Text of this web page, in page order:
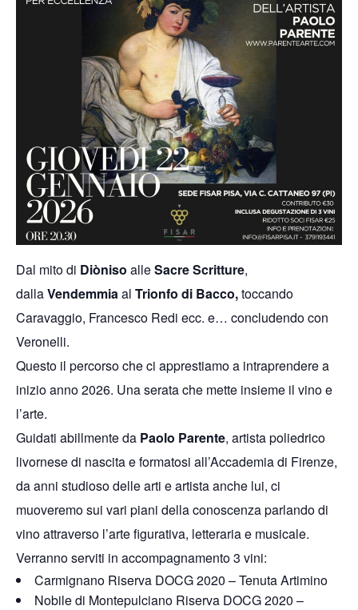
Dal mito di Diòniso alleSacre Scritture,
dallaVendemmiaal Trionfo di Bacco,toccando
Caravaggio, Francesco Redi ecc. e… concludendo con
Veronelli.
Questo il percorso che ci apprestiamo a intraprendere a
inizio anno 2026. Una serata che mette insieme il vino e
l’arte.
Guidati abillmente da Paolo Parente, artista poliedrico
livornese di nascita e formatosi all’Accademia di Firenze,
da anni studioso delle arti e artista anche lui, ci
muoveremo sui vari piani della conoscenza parlando di
vino attraverso l’arte figurativa, letteraria e musicale.
Verranno serviti in accompagnamento 3 vini:
Carmignano Riserva DOCG 2020 – Tenuta Artimino
Nobile di Montepulciano Riserva DOCG 2020 –